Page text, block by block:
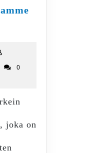
0
joka on